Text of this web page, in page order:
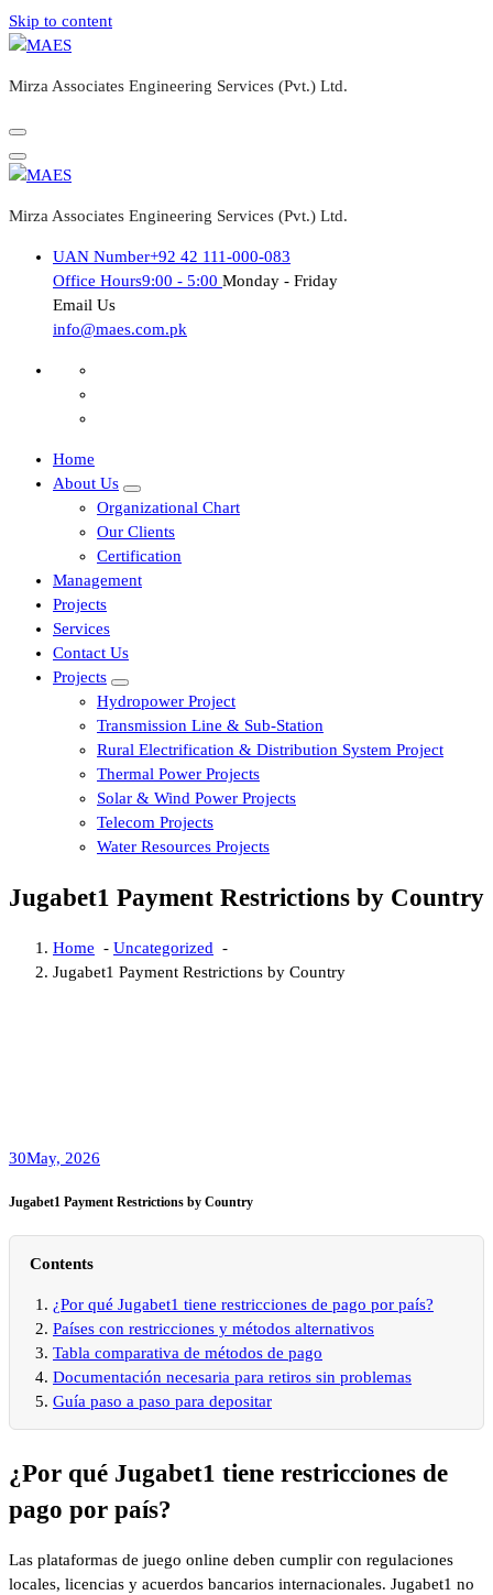
Skip to content
Mirza Associates Engineering Services (Pvt.) Ltd.
Mirza Associates Engineering Services (Pvt.) Ltd.
UAN Number+92 42 111-000-083
Office Hours9:00 - 5:00 Monday - Friday
Email Us
info@maes.com.pk
Home
About Us
Organizational Chart
Our Clients
Certification
Management
Projects
Services
Contact Us
Projects
Hydropower Project
Transmission Line & Sub-Station
Rural Electrification & Distribution System Project
Thermal Power Projects
Solar & Wind Power Projects
Telecom Projects
Water Resources Projects
Jugabet1 Payment Restrictions by Country
Home - Uncategorized -
Jugabet1 Payment Restrictions by Country
30May, 2026
Jugabet1 Payment Restrictions by Country
Contents
¿Por qué Jugabet1 tiene restricciones de pago por país?
Países con restricciones y métodos alternativos
Tabla comparativa de métodos de pago
Documentación necesaria para retiros sin problemas
Guía paso a paso para depositar
¿Por qué Jugabet1 tiene restricciones de
pago por país?
Las plataformas de juego online deben cumplir con regulaciones
locales, licencias y acuerdos bancarios internacionales. Jugabet1 no